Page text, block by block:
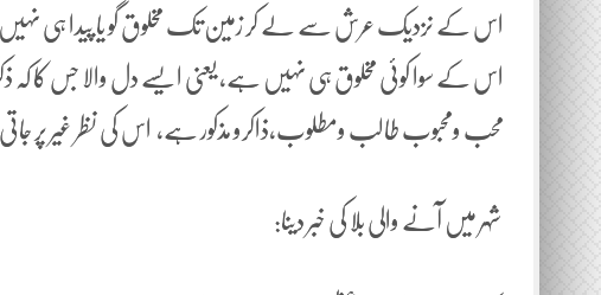
اس کے نزدیک عرش سے لے کر زمین تک مخلوق گو یا پیدا ہی نہیں ہوئی
اس کے سوا کوئی مخلوق ہی نہیں ہے، یعنی ایسے دل والا جس کا کہ
محب ومحبوب طالب ومطلوب،ذاکرو مذکور ہے، اس کی نظر غیر پر
شہر میں آنے والی بلا کی خبر دینا: